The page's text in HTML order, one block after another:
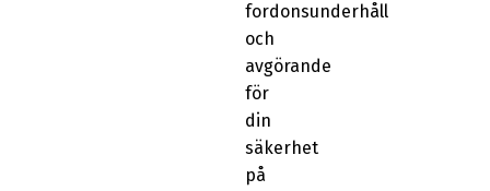
fordonsunderhåll
och
avgörande
för
din
säkerhet
på